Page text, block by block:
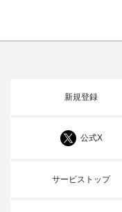
新規登録
公式X
サービストップ